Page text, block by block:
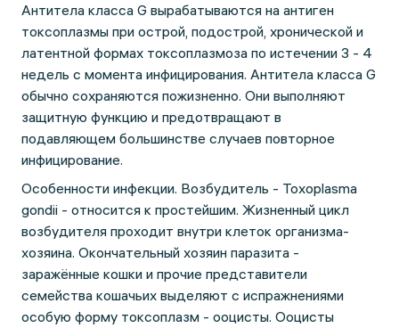
Антитела класса G вырабатываются на антиген
токсоплазмы при острой, подострой, хронической и
латентной формах токсоплазмоза по истечении 3 - 4
недель с момента инфицирования. Антитела класса G
обычно сохраняются пожизненно. Они выполняют
защитную функцию и предотвращают в
подавляющем большинстве случаев повторное
инфицирование.
Особенности инфекции. Возбудитель - Toxoplasma
gondii - относится к простейшим. Жизненный цикл
возбудителя проходит внутри клеток организма-
хозяина. Окончательный хозяин паразита -
заражённые кошки и прочие представители
семейства кошачьих выделяют с испражнениями
особую форму токсоплазм - ооцисты. Ооцисты